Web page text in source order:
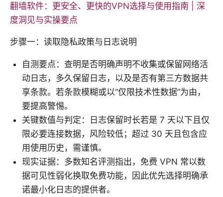
翻墙软件：更安全、更快的VPN选择与使用指南 | 深
度洞见与实操要点
步骤一：读取隐私政策与日志说明
自测要点：查明是否明确声明不收集或保留网络活
动日志，多久保留日志，以及是否有第三方数据共
享条款。若条款模糊或以“仅限技术性数据”为由，
要提高警惕。
关键数值与判定：日志保留时长若是 7 天以下且仅
限必要连接数据，风险较低；超过 30 天且包含应
用使用历史，需谨慎。
现实证据：多数知名评测指出，免费 VPN 常以数
据可见性弱化换取免费功能，因此优先选择明确承
诺最小化日志的提供者。